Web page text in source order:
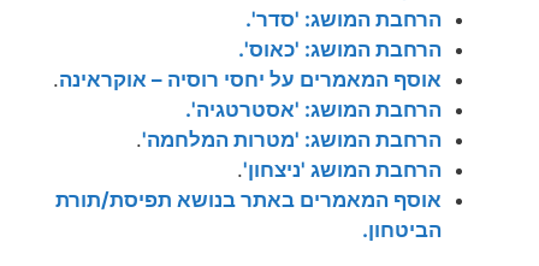
הרחבת המושג: 'סדר'.
הרחבת המושג: 'כאוס'.
אוסף המאמרים על יחסי רוסיה – אוקראינה.
הרחבת המושג: 'אסטרטגיה'.
הרחבת המושג: 'מטרות המלחמה'.
הרחבת המושג 'ניצחון'.
אוסף המאמרים באתר בנושא תפיסת/תורת
הביטחון.